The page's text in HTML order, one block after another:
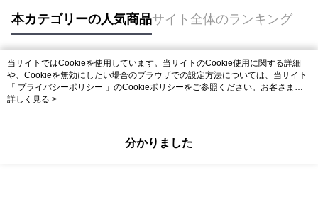
本カテゴリーの人気商品サイト全体のランキング
人気タグ
当サイトではCookieを使用しています。当サイトのCookie使用に関する詳細
や、Cookieを無効にしたい場合のブラウザでの設定方法については、当サイト
「 プライバシーポリシー 」のCookieポリシーをご参照ください。お客さま
が、当サイトを引き続き使用される場合、当社がサイト利用規約のCookieポリ
詳しく見る >
分かりました